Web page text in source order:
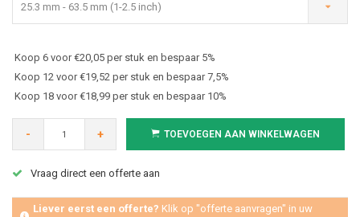
25.3 mm - 63.5 mm (1-2.5 inch)
Koop 6 voor €20,05 per stuk en bespaar 5%
Koop 12 voor €19,52 per stuk en bespaar 7,5%
Koop 18 voor €18,99 per stuk en bespaar 10%
- + TOEVOEGEN AAN WINKELWAGEN
Vraag direct een offerte aan
Liever eerst een offerte? Klik op "offerte aanvragen" in uw